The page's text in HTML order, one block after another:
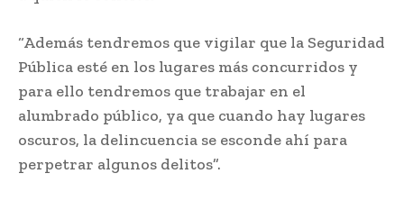
“Además tendremos que vigilar que la Seguridad
Pública esté en los lugares más concurridos y
para ello tendremos que trabajar en el
alumbrado público, ya que cuando hay lugares
oscuros, la delincuencia se esconde ahí para
perpetrar algunos delitos”.